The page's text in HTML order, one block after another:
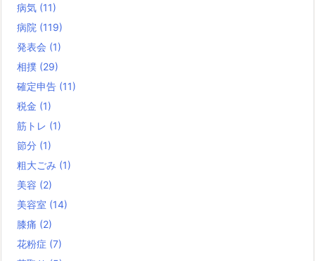
病気 (11)
病院 (119)
発表会 (1)
相撲 (29)
確定申告 (11)
税金 (1)
筋トレ (1)
節分 (1)
粗大ごみ (1)
美容 (2)
美容室 (14)
膝痛 (2)
花粉症 (7)